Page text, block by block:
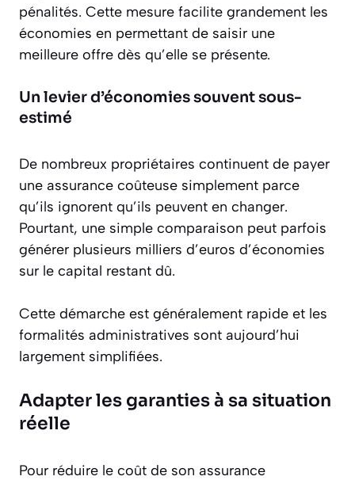
pénalités. Cette mesure facilite grandement les
économies en permettant de saisir une
meilleure offre dès qu’elle se présente.
Un levier d’économies souvent sous-
estimé
De nombreux propriétaires continuent de payer
une assurance coûteuse simplement parce
qu’ils ignorent qu’ils peuvent en changer.
Pourtant, une simple comparaison peut parfois
générer plusieurs milliers d’euros d’économies
sur le capital restant dû.
Cette démarche est généralement rapide et les
formalités administratives sont aujourd’hui
largement simplifiées.
Adapter les garanties à sa situation
réelle
Pour réduire le coût de son assurance